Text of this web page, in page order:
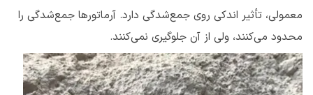
معمولی، تأثیر اندکی روی جمع‌شدگی دارد. آرماتورها جمع‌شدگی را
محدود می‌کنند، ولی از آن جلوگیری نمی‌کنند.